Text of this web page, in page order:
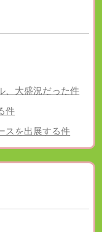
、大盛況だった件
件
スを出展する件